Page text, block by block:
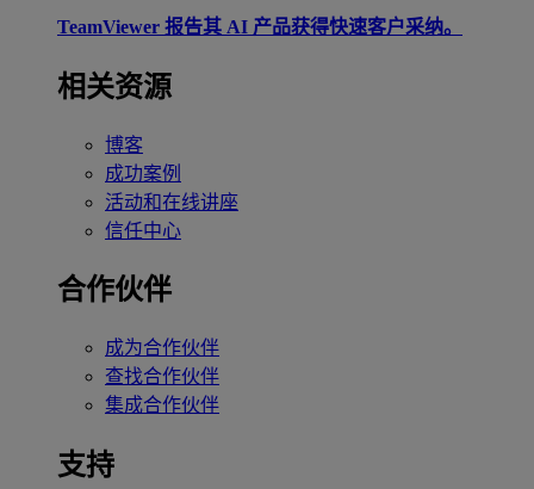
TeamViewer 报告其 AI 产品获得快速客户采纳。
相关资源
博客
成功案例
活动和在线讲座
信任中心
合作伙伴
成为合作伙伴
查找合作伙伴
集成合作伙伴
支持